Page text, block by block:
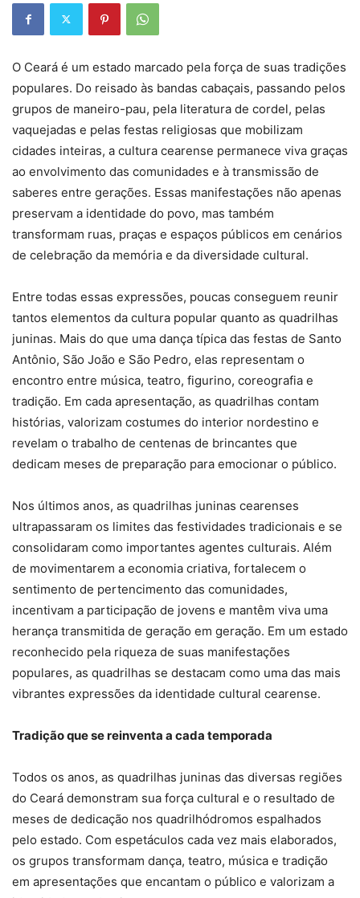
O Ceará é um estado marcado pela força de suas tradições
populares. Do reisado às bandas cabaçais, passando pelos
grupos de maneiro-pau, pela literatura de cordel, pelas
vaquejadas e pelas festas religiosas que mobilizam
cidades inteiras, a cultura cearense permanece viva graças
ao envolvimento das comunidades e à transmissão de
saberes entre gerações. Essas manifestações não apenas
preservam a identidade do povo, mas também
transformam ruas, praças e espaços públicos em cenários
de celebração da memória e da diversidade cultural.
Entre todas essas expressões, poucas conseguem reunir
tantos elementos da cultura popular quanto as quadrilhas
juninas. Mais do que uma dança típica das festas de Santo
Antônio, São João e São Pedro, elas representam o
encontro entre música, teatro, figurino, coreografia e
tradição. Em cada apresentação, as quadrilhas contam
histórias, valorizam costumes do interior nordestino e
revelam o trabalho de centenas de brincantes que
dedicam meses de preparação para emocionar o público.
Nos últimos anos, as quadrilhas juninas cearenses
ultrapassaram os limites das festividades tradicionais e se
consolidaram como importantes agentes culturais. Além
de movimentarem a economia criativa, fortalecem o
sentimento de pertencimento das comunidades,
incentivam a participação de jovens e mantêm viva uma
herança transmitida de geração em geração. Em um estado
reconhecido pela riqueza de suas manifestações
populares, as quadrilhas se destacam como uma das mais
vibrantes expressões da identidade cultural cearense.
Tradição que se reinventa a cada temporada
Todos os anos, as quadrilhas juninas das diversas regiões
do Ceará demonstram sua força cultural e o resultado de
meses de dedicação nos quadrilhódromos espalhados
pelo estado. Com espetáculos cada vez mais elaborados,
os grupos transformam dança, teatro, música e tradição
em apresentações que encantam o público e valorizam a